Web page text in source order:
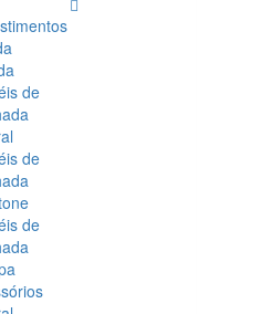
de
de
de